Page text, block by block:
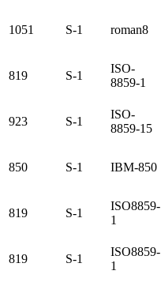
1051 S-1 roman8
819 S-1
ISO-
8859-1
923 S-1
ISO-
8859-15
850 S-1 IBM-850
819 S-1
ISO8859-
1
819 S-1
ISO8859-
1